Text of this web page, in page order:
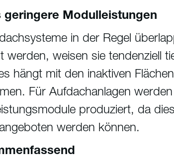
geringere Modulleistungen
in der Regel
werden, weisen sie tendenziell
hängt mit den inaktiven
Für Aufdachanlagen
produziert, da
werden können.